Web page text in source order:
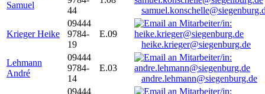
Samuel
44
Krieger Heike
09444
9784-
19
E.09
heike.krieger@siegenburg.de
Lehmann
André
09444
9784-
14
E.03
andre.lehmann@siegenburg.de
09444